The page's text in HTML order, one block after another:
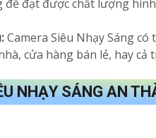
để đạt được chất lượng
Camera Siêu Nhạy Sáng
cửa hàng bán lẻ, hay
NHẠY SÁNG AN